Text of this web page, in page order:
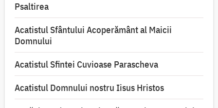
Psaltirea
Acatistul Sfântului Acoperământ al Maicii
Domnului
Acatistul Sfintei Cuvioase Parascheva
Acatistul Domnului nostru Iisus Hristos